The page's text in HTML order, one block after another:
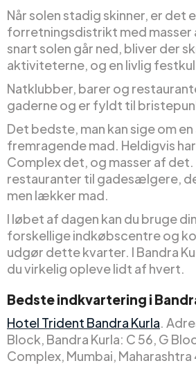
Når solen stadig skinner, er det
forretningsdistrikt med masser
snart solen går ned, bliver der
aktiviteterne, og en livlig
Natklubber, barer og
gaderne og er fyldt til
Det bedste, man kan sige om
fremragende mad. Heldigvis
Complex det, og masser af
restauranter til gadesælgere,
men lækker mad.
I løbet af dagen kan du bruge
forskellige indkøbscentre og
udgør dette kvarter. I Bandra
du virkelig opleve lidt af hvert.
Bedste indkvartering i
Hotel Trident Bandra Kurla.
Block, Bandra Kurla: C 56, G
Complex, Mumbai,